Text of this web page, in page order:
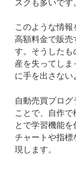
スクも多いです
このような情
高額料金で販売
す。そうしたも
産を失ってし
に手を出さない
自動売買プロ
ことで、自作で
とで学習機能
チャートや指
現します。